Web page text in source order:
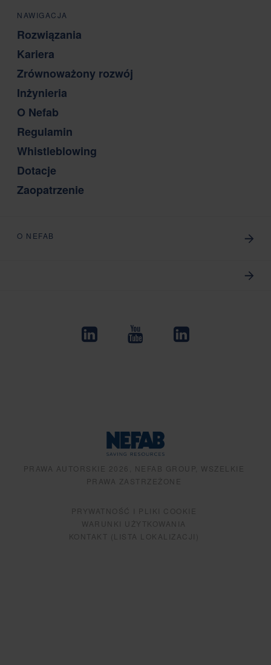
NAWIGACJA
Rozwiązania
Kariera
Zrównoważony rozwój
Inżynieria
O Nefab
Regulamin
Whistleblowing
Dotacje
Zaopatrzenie
O NEFAB
PRAWA AUTORSKIE 2026, NEFAB GROUP, WSZELKIE
PRAWA ZASTRZEŻONE
PRYWATNOŚĆ I PLIKI COOKIE
WARUNKI UŻYTKOWANIA
KONTAKT (LISTA LOKALIZACJI)